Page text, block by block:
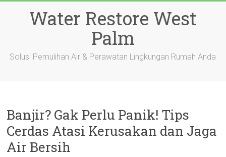
Water Restore West
Palm
Solusi Pemulihan Air & Perawatan Lingkungan Rumah Anda
Banjir? Gak Perlu Panik! Tips
Cerdas Atasi Kerusakan dan Jaga
Air Bersih